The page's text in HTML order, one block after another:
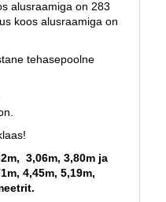
alusraamiga on 283
koos alusraamiga on
tehasepoolne
3,06m, 3,80m ja
4,45m, 5,19m,